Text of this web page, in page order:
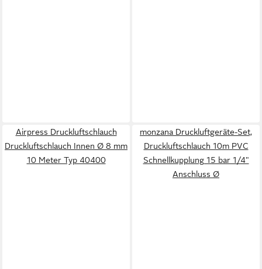
Airpress Druckluftschlauch
Druckluftschlauch Innen Ø 8 mm
10 Meter Typ 40400
monzana Druckluftgeräte-Set,
Druckluftschlauch 10m PVC
Schnellkupplung 15 bar 1/4"
Anschluss Ø